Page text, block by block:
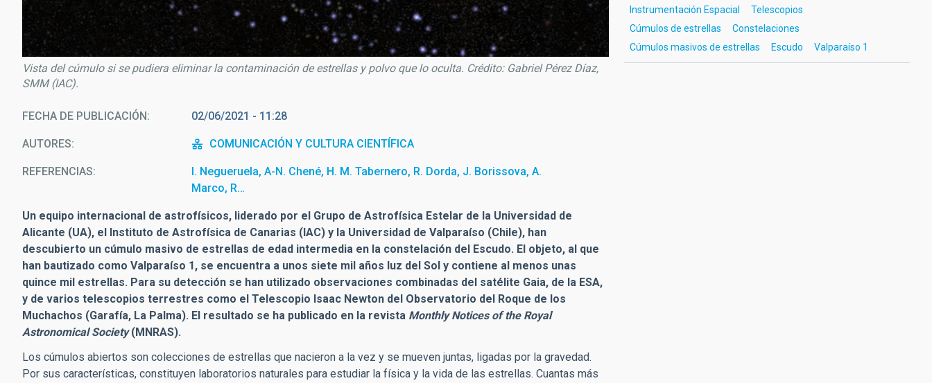
Vista del cúmulo si se pudiera eliminar la contaminación de estrellas y polvo que lo oculta. Crédito: Gabriel Pérez Díaz,
SMM (IAC).
FECHA DE PUBLICACIÓN 02/06/2021 - 11:28
AUTORES COMUNICACIÓN Y CULTURA CIENTÍFICA
REFERENCIAS
I. Negueruela, A-N. Chené, H. M. Tabernero, R. Dorda, J. Borissova, A.
Marco, R…
Un equipo internacional de astrofísicos, liderado por el Grupo de Astrofísica Estelar de la Universidad de
Alicante (UA), el Instituto de Astrofísica de Canarias (IAC) y la Universidad de Valparaíso (Chile), han
descubierto un cúmulo masivo de estrellas de edad intermedia en la constelación del Escudo. El objeto, al que
han bautizado como Valparaíso 1, se encuentra a unos siete mil años luz del Sol y contiene al menos unas
quince mil estrellas. Para su detección se han utilizado observaciones combinadas del satélite Gaia, de la ESA,
y de varios telescopios terrestres como el Telescopio Isaac Newton del Observatorio del Roque de los
Muchachos (Garafía, La Palma). El resultado se ha publicado en la revista Monthly Notices of the Royal
Astronomical Society(MNRAS).
Los cúmulos abiertos son colecciones de estrellas que nacieron a la vez y se mueven juntas, ligadas por la gravedad.
Por sus características, constituyen laboratorios naturales para estudiar la física y la vida de las estrellas. Cuantas más
Instrumentación Espacial
Telescopios
Cúmulos de estrellas
Constelaciones
Cúmulos masivos de estrellas
Escudo Valparaíso 1